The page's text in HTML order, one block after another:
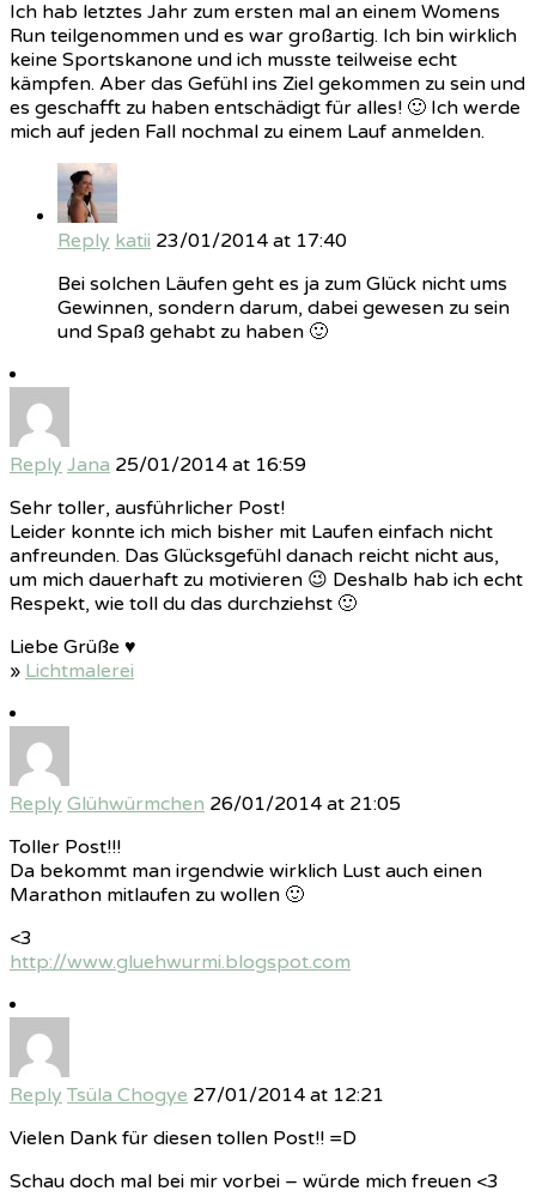
Ich hab letztes Jahr zum ersten mal an einem Womens
Run teilgenommen und es war großartig. Ich bin wirklich
keine Sportskanone und ich musste teilweise echt
kämpfen. Aber das Gefühl ins Ziel gekommen zu sein und
es geschafft zu haben entschädigt für alles! 🙂 Ich werde
mich auf jeden Fall nochmal zu einem Lauf anmelden.
Reply katii 23/01/2014 at 17:40
Bei solchen Läufen geht es ja zum Glück nicht ums
Gewinnen, sondern darum, dabei gewesen zu sein
und Spaß gehabt zu haben 🙂
Reply Jana 25/01/2014 at 16:59
Sehr toller, ausführlicher Post!
Leider konnte ich mich bisher mit Laufen einfach nicht
anfreunden. Das Glücksgefühl danach reicht nicht aus,
um mich dauerhaft zu motivieren 😉 Deshalb hab ich echt
Respekt, wie toll du das durchziehst 🙂
Liebe Grüße ♥
» Lichtmalerei
Reply Glühwürmchen 26/01/2014 at 21:05
Toller Post!!!
Da bekommt man irgendwie wirklich Lust auch einen
Marathon mitlaufen zu wollen 🙂
<3
http://www.gluehwurmi.blogspot.com
Reply Tsüla Chogye 27/01/2014 at 12:21
Vielen Dank für diesen tollen Post!! =D
Schau doch mal bei mir vorbei – würde mich freuen <3